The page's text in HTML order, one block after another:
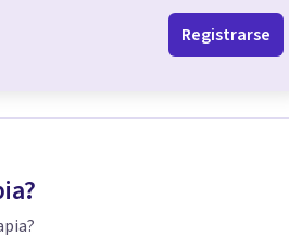
Registrarse